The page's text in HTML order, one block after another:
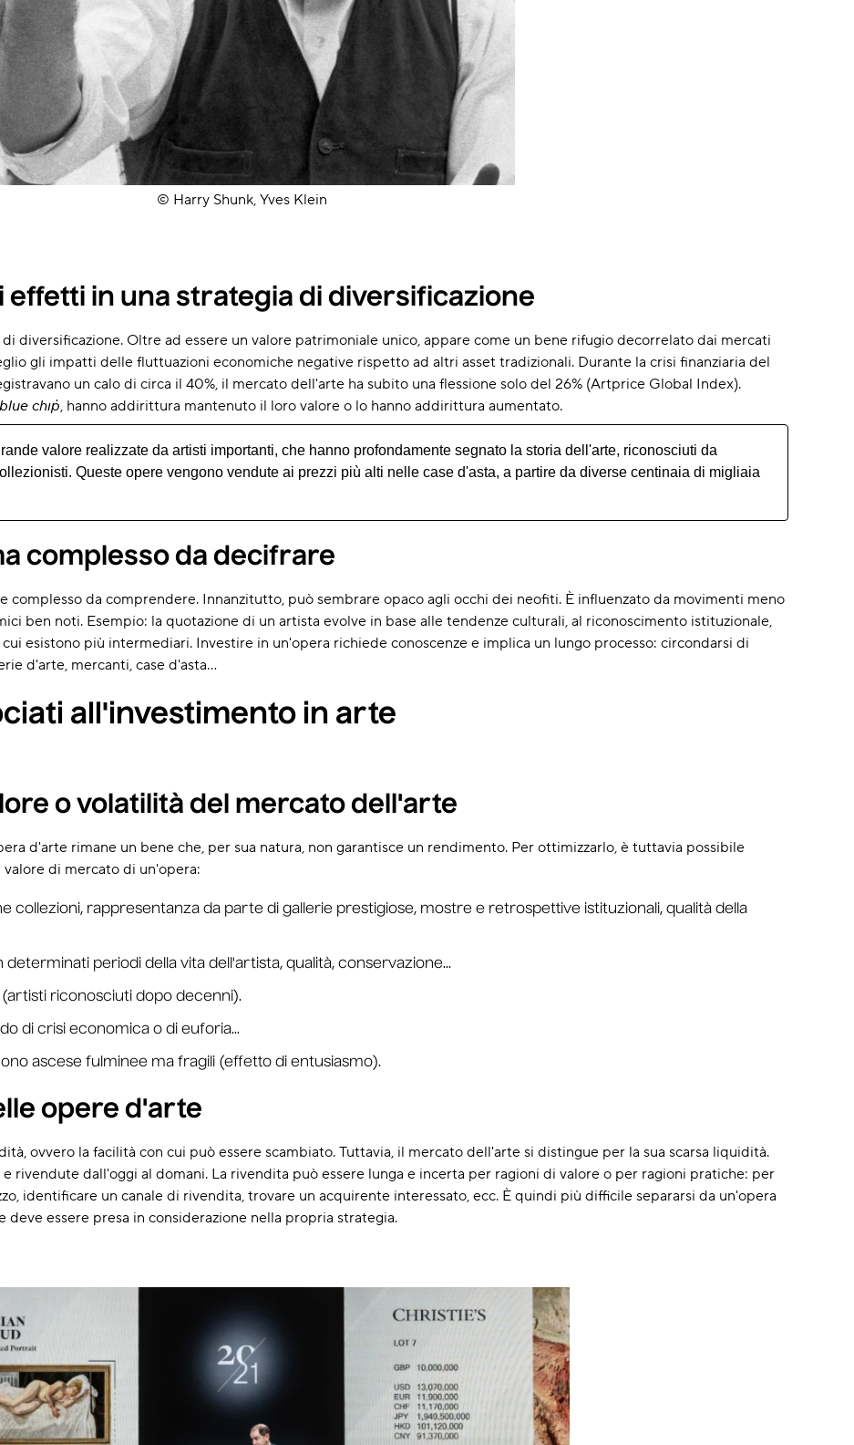
© Harry Shunk, Yves Klein
effetti in una strategia di diversificazione
diversificazione. Oltre ad essere un valore patrimoniale unico, appare come un bene rifugio decorrelato dai mercati
gli impatti delle fluttuazioni economiche negative rispetto ad altri asset tradizionali. Durante la crisi finanziaria del
un calo di circa il 40%, il mercato dell'arte ha subito una flessione solo del 26% (Artprice Global Index).
blue chip, hanno addirittura mantenuto il loro valore o lo hanno addirittura aumentato.
valore realizzate da artisti importanti, che hanno profondamente segnato la storia dell'arte, riconosciuti da
Queste opere vengono vendute ai prezzi più alti nelle case d'asta, a partire da diverse centinaia di migliaia
complesso da decifrare
da comprendere. Innanzitutto, può sembrare opaco agli occhi dei neofiti. È influenzato da movimenti meno
ben noti. Esempio: la quotazione di un artista evolve in base alle tendenze culturali, al riconoscimento istituzionale,
esistono più intermediari. Investire in un'opera richiede conoscenze e implica un lungo processo: circondarsi di
d'arte, mercanti, case d'asta...
all'investimento in arte
o volatilità del mercato dell'arte
d'arte rimane un bene che, per sua natura, non garantisce un rendimento. Per ottimizzarlo, è tuttavia possibile
di mercato di un'opera:
collezioni, rappresentanza da parte di gallerie prestigiose, mostre e retrospettive istituzionali, qualità della
determinati periodi della vita dell'artista, qualità, conservazione...
riconosciuti dopo decenni).
di crisi economica o di euforia...
ascese fulminee ma fragili (effetto di entusiasmo).
opere d'arte
ovvero la facilità con cui può essere scambiato. Tuttavia, il mercato dell'arte si distingue per la sua scarsa liquidità.
rivendute dall'oggi al domani. La rivendita può essere lunga e incerta per ragioni di valore o per ragioni pratiche: per
identificare un canale di rivendita, trovare un acquirente interessato, ecc. È quindi più difficile separarsi da un'opera
deve essere presa in considerazione nella propria strategia.